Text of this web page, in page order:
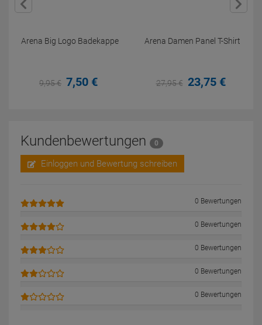
Arena Big Logo Badekappe
9,95€ 7,50 €
Arena Damen Panel T-Shirt
27,95€ 23,75 €
Kundenbewertungen 0
Einloggen und Bewertung schreiben
0 Bewertungen
0 Bewertungen
0 Bewertungen
0 Bewertungen
0 Bewertungen